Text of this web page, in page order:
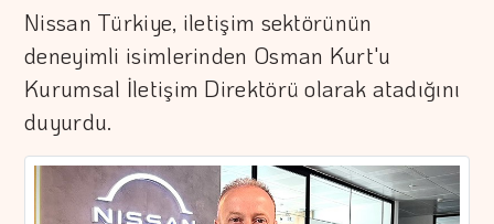
Nissan Türkiye, iletişim sektörünün
deneyimli isimlerinden Osman Kurt'u
Kurumsal İletişim Direktörü olarak atadığını
duyurdu.